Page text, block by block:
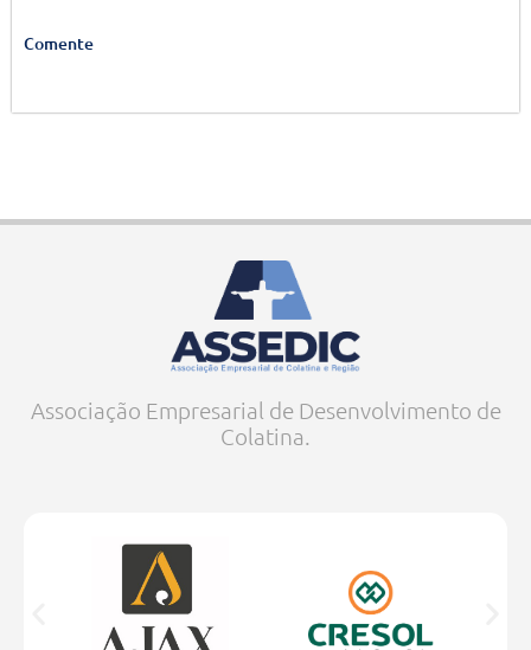
Comente
Associação Empresarial de Desenvolvimento de
Colatina.